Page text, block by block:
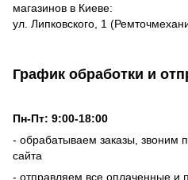
магазинов в Киеве:
ул. Липковского, 1
График обработки и
Пн-Пт: 9:00-18:00
- обрабатываем заказы, звоним
сайта
- отправляем все оплаченные и